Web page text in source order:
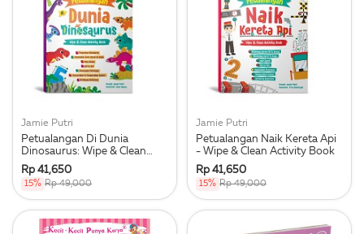
Jamie Putri
Petualangan Di Dunia
Dinosaurus: Wipe & Clean
Activity Book
Rp 41,650
15% Rp 49,000
Jamie Putri
Petualangan Naik Kereta Api
- Wipe & Clean Activity Book
Rp 41,650
15% Rp 49,000